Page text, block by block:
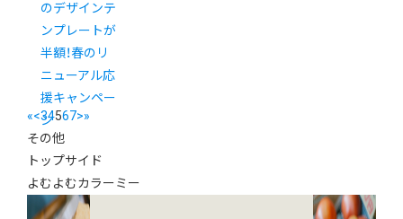
のデザインテ
ンプレートが
半額！春のリ
ニューアル応
援キャンペー
ン
«<34567>»
その他
トップサイド
よむよむカラーミー